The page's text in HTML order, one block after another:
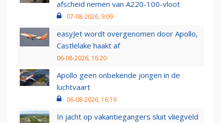
afscheid nemen van A220-100-vloot
07-08-2026, 9:09
easyJet wordt overgenomen door Apollo,
Castlelake haakt af
06-08-2026, 16:20
Apollo geen onbekende jongen in de
luchtvaart
06-08-2026, 16:19
In jacht op vakantiegangers sluit vliegveld